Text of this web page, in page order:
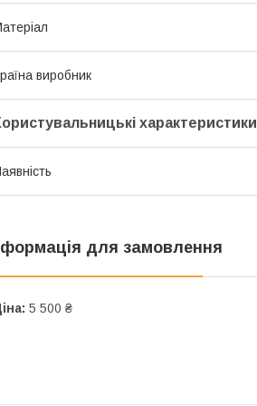
виробник
характеристики
для замовлення
5 500 ₴